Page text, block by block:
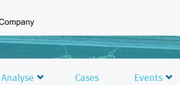
Analyse Cases Events